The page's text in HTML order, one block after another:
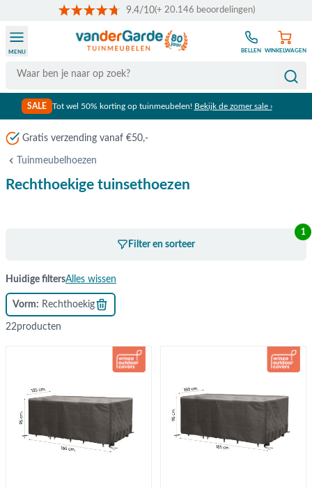
9.4/10(+ 20.146 beoordelingen)
Search
MENU BELLEN WINKELWAGEN
SALE Tot wel 50% korting op tuinmeubelen! Bekijk de zomer sale ›
Gratis verzending vanaf €50,-
Tuinmeubelhoezen
Rechthoekige tuinsethoezen
Filter en sorteer
1
Huidige filtersAlles wissen
Vorm Rechthoekig
22producten